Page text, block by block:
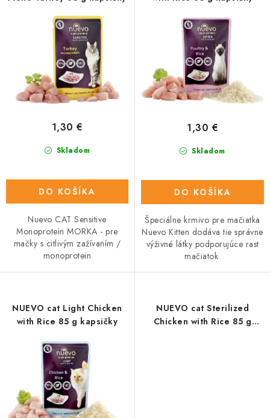
DEZINFEKČNÉ PROSTRIEDKY
VONKAJŠIE VTÁCTVO
GELOREN KĽBOVÁ VÝŽIVA
Predajňa Bonusový program
Skladom
1,30 €
DO KOŠÍKA
Nuevo CAT Sensitive
Monoprotein MORKA - pre
mačky s citlivým zažívaním /
monoprotein
Skladom
1,30 €
DO KOŠÍKA
Špeciálne krmivo pre mačiatka
Nuevo Kitten dodáva tie správne
výživné látky podporujúce rast
mačiatok.
NUEVO cat Light Chicken
with Rice 85 g kapsičky
NUEVO cat Sterilized
Chicken with Rice 85 g